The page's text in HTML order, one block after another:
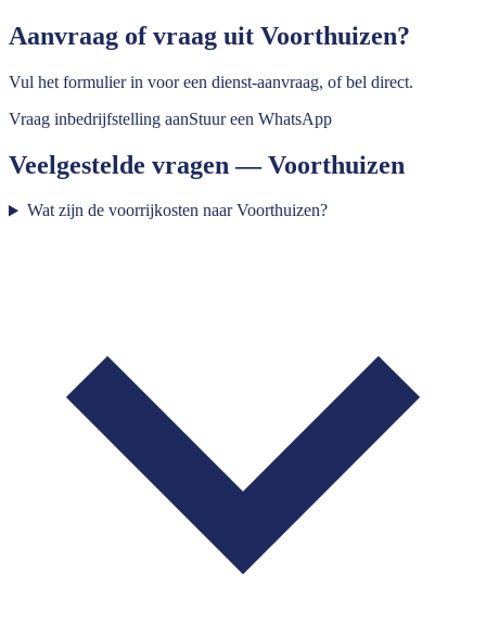
Aanvraag of vraag uit Voorthuizen?
Vul het formulier in voor een dienst-aanvraag, of bel direct.
Vraag inbedrijfstelling aanStuur een WhatsApp
Veelgestelde vragen —Voorthuizen
Wat zijn de voorrijkosten naar Voorthuizen?